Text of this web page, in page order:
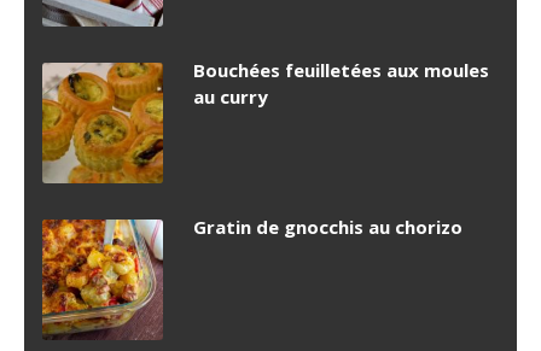
Bouchées feuilletées aux moules
au curry
Gratin de gnocchis au chorizo